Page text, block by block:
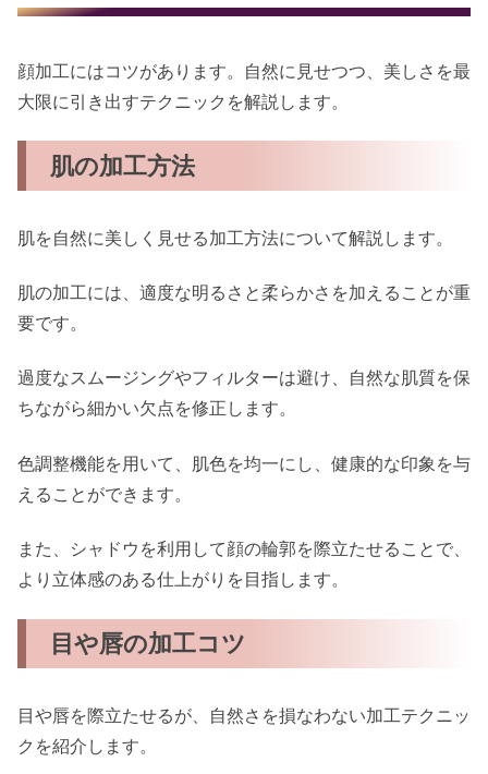
顔加工にはコツがあります。自然に見せつつ、美しさを最
大限に引き出すテクニックを解説します。
肌の加工方法
肌を自然に美しく見せる加工方法について解説します。
肌の加工には、適度な明るさと柔らかさを加えることが重
要です。
過度なスムージングやフィルターは避け、自然な肌質を保
ちながら細かい欠点を修正します。
色調整機能を用いて、肌色を均一にし、健康的な印象を与
えることができます。
また、シャドウを利用して顔の輪郭を際立たせることで、
より立体感のある仕上がりを目指します。
目や唇の加工コツ
目や唇を際立たせるが、自然さを損なわない加工テクニッ
クを紹介します。